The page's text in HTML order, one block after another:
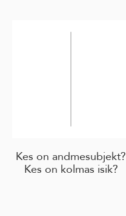
Kes on andmesubjekt?
Kes on kolmas isik?